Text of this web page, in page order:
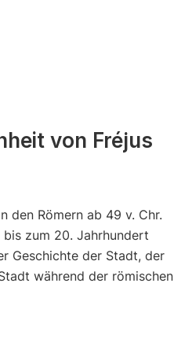
von Fréjus
den Römern ab 49 v. Chr.
zum 20. Jahrhundert
Geschichte der Stadt, der
während der römischen